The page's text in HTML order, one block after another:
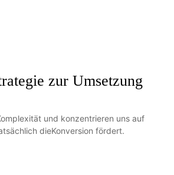
zur Umsetzung
und konzentrieren uns auf
dieKonversion fördert.